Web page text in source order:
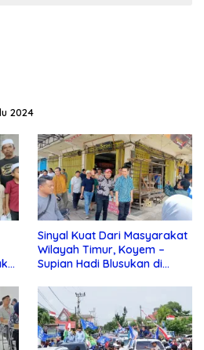
2024
Sinyal Kuat Dari Masyarakat
Wilayah Timur, Koyem –
Supian Hadi Blusukan di